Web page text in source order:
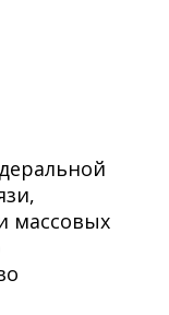
массовых